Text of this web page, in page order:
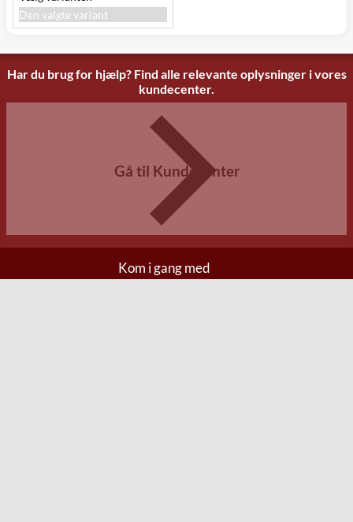
Den valgte variant
Har du brug for hjælp? Find alle relevante oplysninger i vores
kundecenter.
Gå til Kundecenter
Kom i gang med